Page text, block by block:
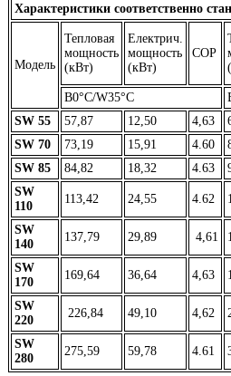
Характеристики соответственно
Модель
Тепловая
мощность
(кВт)
Електрич.
мощность
(кВт)
COP
В0°C/W35°C
SW 55
57,87 12,50 4,63
SW 70
73,19 15,91 4.60
SW 85
84,82 18,32 4.63
SW
110
113,42 24,55 4.62
SW
140
137,79 29,89 4,61
SW
170
169,64 36,64 4,63
SW
220
226,84 49,10 4,62
SW
280
275,59 59,78 4.61